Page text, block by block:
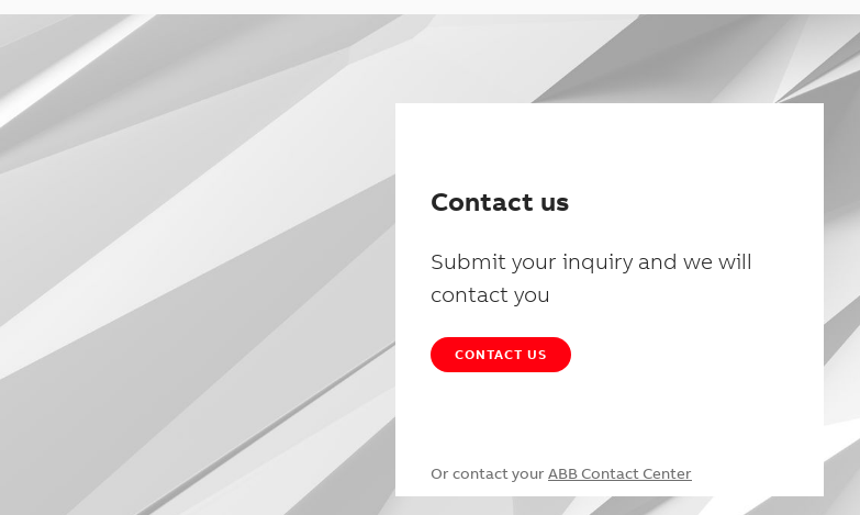
Contact us
Submit your inquiry and we will
contact you
CONTACT US
Or contact your ABB Contact Center